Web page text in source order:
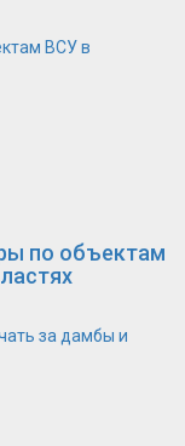
ВСУ в
по объектам
за дамбы и